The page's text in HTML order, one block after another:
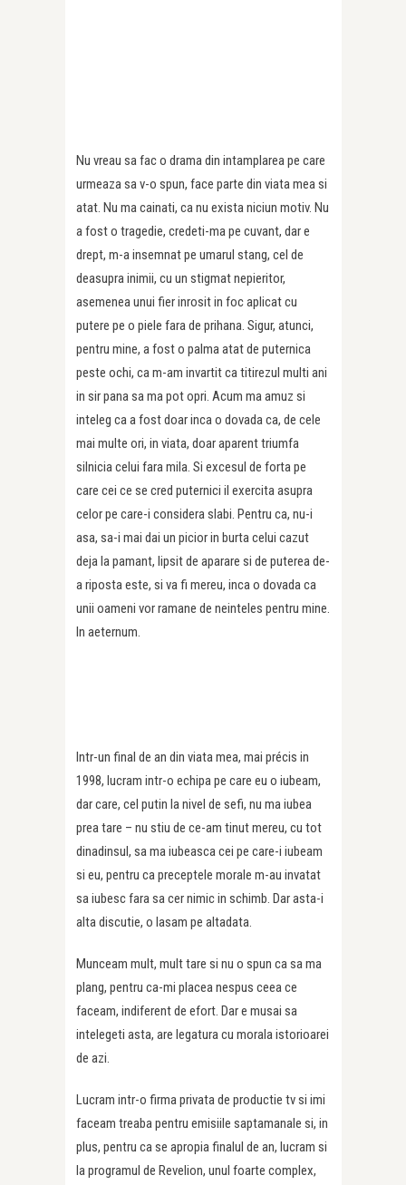
Nu vreau sa fac o drama din intamplarea pe care
urmeaza sa v-o spun, face parte din viata mea si
atat. Nu ma cainati, ca nu exista niciun motiv. Nu
a fost o tragedie, credeti-ma pe cuvant, dar e
drept, m-a insemnat pe umarul stang, cel de
deasupra inimii, cu un stigmat nepieritor,
asemenea unui fier inrosit in foc aplicat cu
putere pe o piele fara de prihana. Sigur, atunci,
pentru mine, a fost o palma atat de puternica
peste ochi, ca m-am invartit ca titirezul multi ani
in sir pana sa ma pot opri. Acum ma amuz si
inteleg ca a fost doar inca o dovada ca, de cele
mai multe ori, in viata, doar aparent triumfa
silnicia celui fara mila. Si excesul de forta pe
care cei ce se cred puternici il exercita asupra
celor pe care-i considera slabi. Pentru ca, nu-i
asa, sa-i mai dai un picior in burta celui cazut
deja la pamant, lipsit de aparare si de puterea de-
a riposta este, si va fi mereu, inca o dovada ca
unii oameni vor ramane de neinteles pentru mine.
In aeternum.
Intr-un final de an din viata mea, mai précis in
1998, lucram intr-o echipa pe care eu o iubeam,
dar care, cel putin la nivel de sefi, nu ma iubea
prea tare – nu stiu de ce-am tinut mereu, cu tot
dinadinsul, sa ma iubeasca cei pe care-i iubeam
si eu, pentru ca preceptele morale m-au invatat
sa iubesc fara sa cer nimic in schimb. Dar asta-i
alta discutie, o lasam pe altadata.
Munceam mult, mult tare si nu o spun ca sa ma
plang, pentru ca-mi placea nespus ceea ce
faceam, indiferent de efort. Dar e musai sa
intelegeti asta, are legatura cu morala istorioarei
de azi.
Lucram intr-o firma privata de productie tv si imi
faceam treaba pentru emisiile saptamanale si, in
plus, pentru ca se apropia finalul de an, lucram si
la programul de Revelion, unul foarte complex,